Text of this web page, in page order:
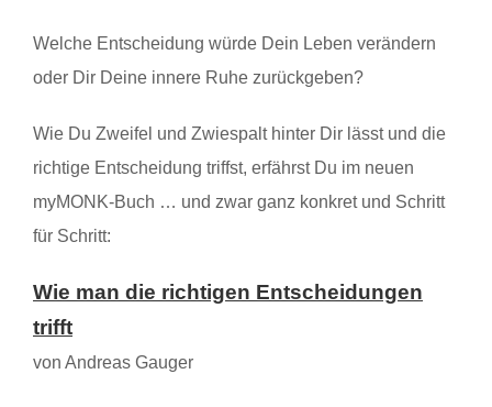
Welche Entscheidung würde Dein Leben verändern
oder Dir Deine innere Ruhe zurückgeben?
Wie Du Zweifel und Zwiespalt hinter Dir lässt und die
richtige Entscheidung triffst, erfährst Du im neuen
myMONK-Buch … und zwar ganz konkret und Schritt
für Schritt:
Wie man die richtigen Entscheidungen
trifft
von Andreas Gauger